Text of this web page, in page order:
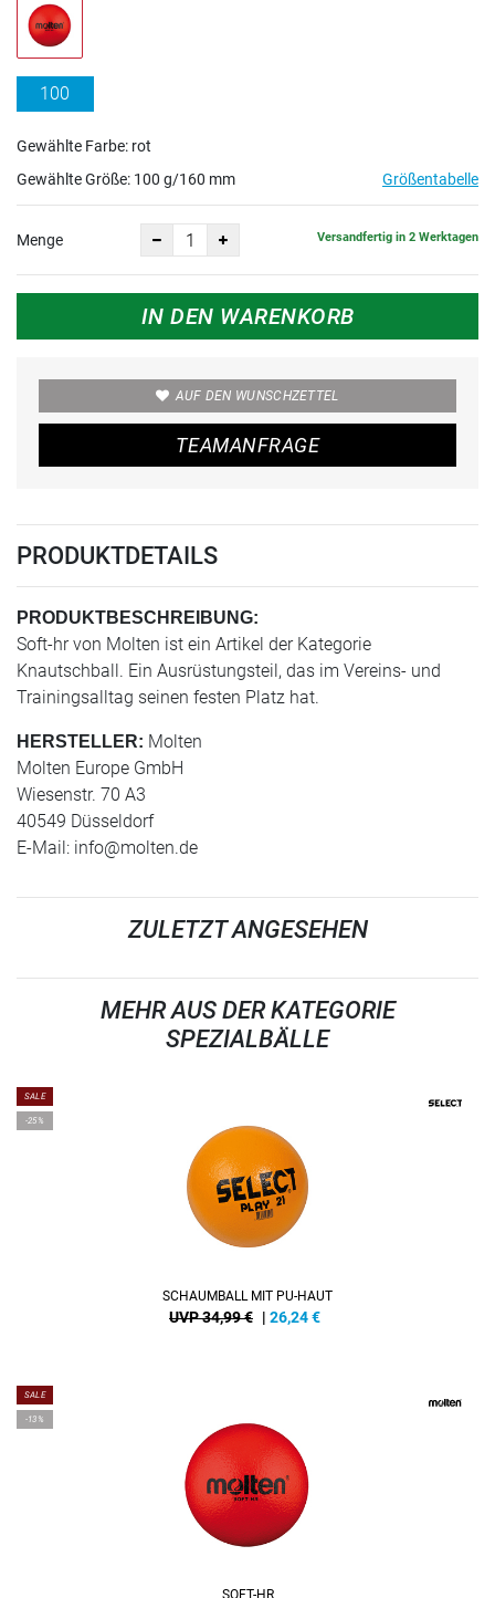
100
Gewählte Farbe: rot
Gewählte Größe: 100 g/160 mm Größentabelle
Menge Versandfertig in 2 Werktagen
IN DEN WARENKORB
AUF DEN WUNSCHZETTEL
TEAMANFRAGE
PRODUKTDETAILS
PRODUKTBESCHREIBUNG:
Soft-hr von Molten ist ein Artikel der Kategorie
Knautschball. Ein Ausrüstungsteil, das im Vereins- und
Trainingsalltag seinen festen Platz hat.
HERSTELLER: Molten
Molten Europe GmbH
Wiesenstr. 70 A3
40549 Düsseldorf
E-Mail: info@molten.de
ZULETZT ANGESEHEN
MEHR AUS DER KATEGORIE
SPEZIALBÄLLE
SALE
-25%
SCHAUMBALL MIT PU-HAUT
UVP 34,99 € | 26,24€
SALE
-13%
SOFT-HR